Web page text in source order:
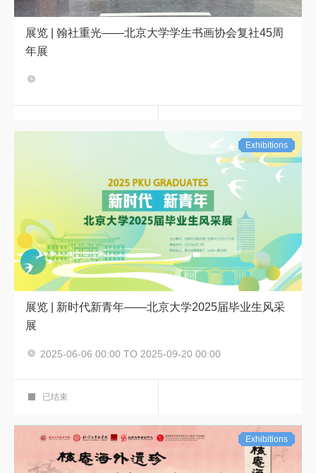
展览 | 翰社重光——北京大学学生书画协会复社45周
年展
华彩展厅
Exhibitions
展览 | 新时代新青年——北京大学2025届毕业生风采
展
2025-06-06 00:00 TO 2025-09-20 00:00
强国展厅
已结束
Exhibitions